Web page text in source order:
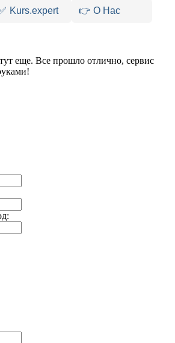
Kurs.expert
👉 О Нас
еще. Все прошло отлично, сервис